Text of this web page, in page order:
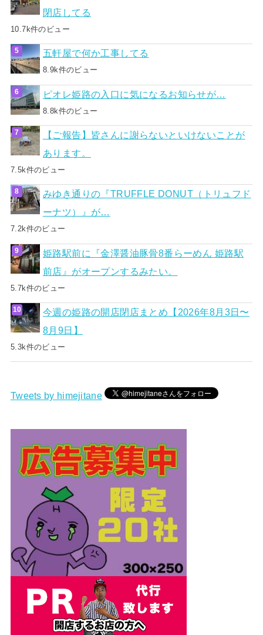
閉店してる
10.7k件のビュー
五軒屋で何か工事してる
8.9k件のビュー
ピオレ姫路の入口に気になるお知らせが…
8.8k件のビュー
【ご報告】皆さんに謝らないといけないことが
あります。
7.5k件のビュー
みゆき通りの『TRUFFLE DONUT（トリュフド
ーナツ）』が…
7.2k件のビュー
姫路駅前に『金澤醤油豚骨8番らーめん 姫路駅
前店』がオープンするみたい。
5.7k件のビュー
今週の姫路の開店閉店まとめ【2026年8月3日〜
8月9日】
5.3k件のビュー
Tweets by himejitane